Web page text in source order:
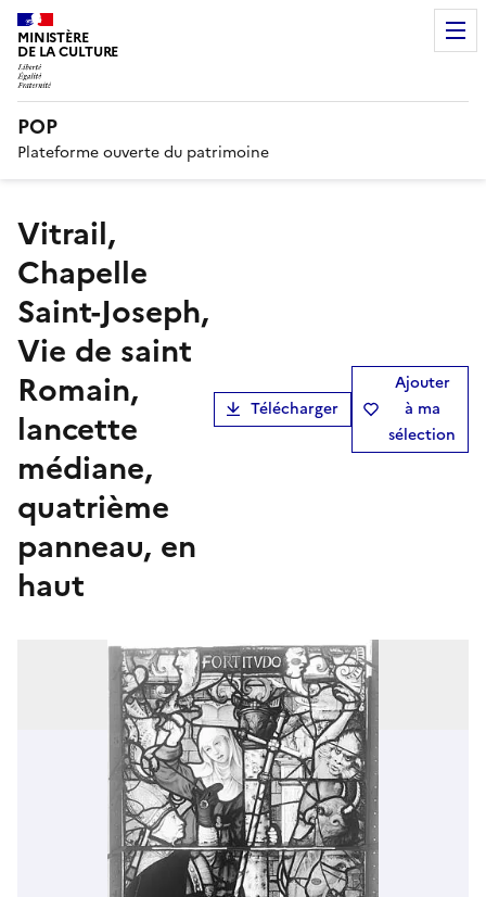
MINISTÈRE
DE LA CULTURE
POP
Plateforme ouverte du patrimoine
Vitrail,
Chapelle
Saint-Joseph,
Vie de saint
Romain,
lancette
médiane,
quatrième
panneau, en
haut
Télécharger
Ajouter
à ma
sélection